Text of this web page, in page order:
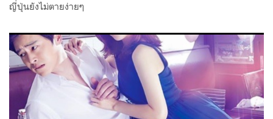
ญี่ปุ่นยังไม่ตายง่ายๆ